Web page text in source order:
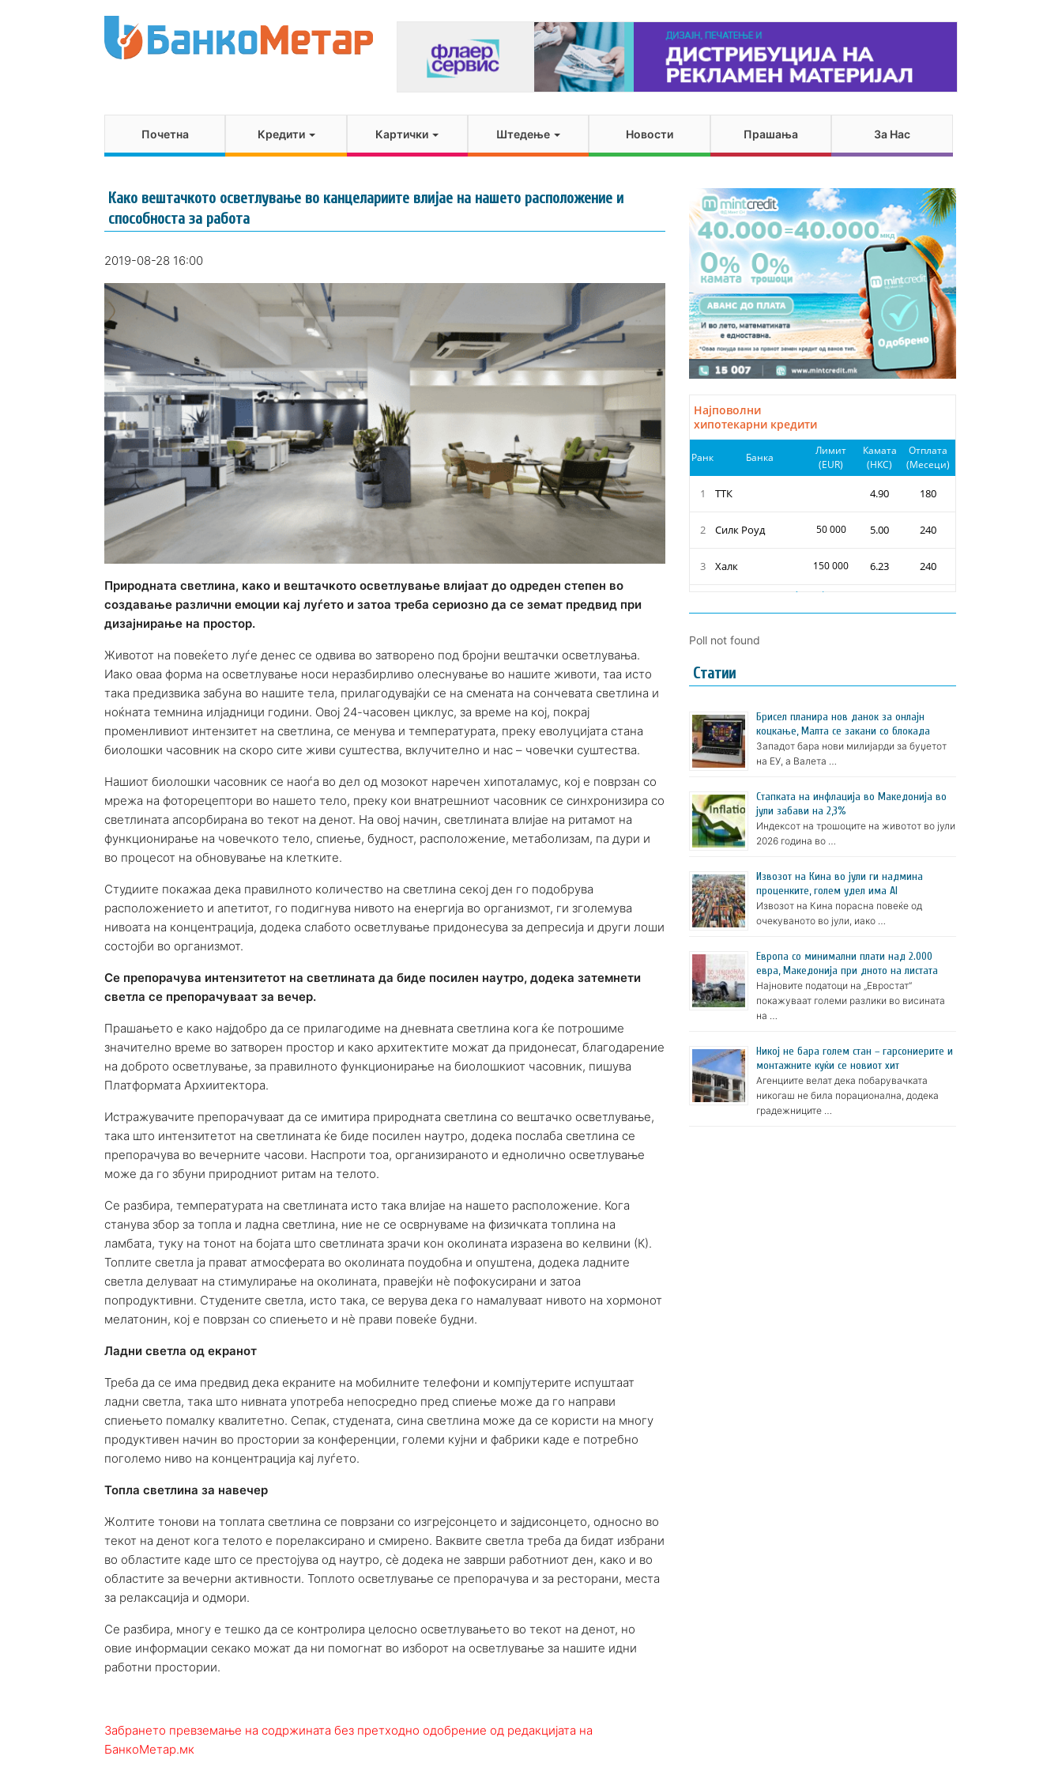
Почетна Кредити Картички Штедење Новости Прашања За Нас
Како вештачкото осветлување во канцелариите влијае на нашето расположение и
способноста за работа
2019-08-28 16:00
Природната светлина, како и вештачкото осветлување влијаат до одреден степен во
создавање различни емоции кај луѓето и затоа треба сериозно да се земат предвид при
дизајнирање на простор.
Животот на повеќето луѓе денес се одвива во затворено под бројни вештачки осветлувања.
Иако оваа форма на осветлување носи неразбирливо олеснување во нашите животи, таа исто
така предизвика забуна во нашите тела, прилагодувајќи се на смената на сончевата светлина и
ноќната темнина илјадници години. Овој 24-часовен циклус, за време на кој, покрај
променливиот интензитет на светлина, се менува и температурата, преку еволуцијата стана
биолошки часовник на скоро сите живи суштества, вклучително и нас – човечки суштества.
Нашиот биолошки часовник се наоѓа во дел од мозокот наречен хипоталамус, кој е поврзан со
мрежа на фоторецептори во нашето тело, преку кои внатрешниот часовник се синхронизира со
светлината апсорбирана во текот на денот. На овој начин, светлината влијае на ритамот на
функционирање на човечкото тело, спиење, будност, расположение, метаболизам, па дури и
во процесот на обновување на клетките.
Студиите покажаа дека правилното количество на светлина секој ден го подобрува
расположението и апетитот, го подигнува нивото на енергија во организмот, ги зголемува
нивоата на концентрација, додека слабото осветлување придонесува за депресија и други лоши
состојби во организмот.
Се препорачува интензитетот на светлината да биде посилен наутро, додека затемнети
светла се препорачуваат за вечер.
Прашањето е како најдобро да се прилагодиме на дневната светлина кога ќе потрошиме
значително време во затворен простор и како архитектите можат да придонесат, благодарение
на доброто осветлување, за правилното функционирање на биолошкиот часовник, пишува
Платформата Архиитектора.
Истражувачите препорачуваат да се имитира природната светлина со вештачко осветлување,
така што интензитетот на светлината ќе биде посилен наутро, додека послаба светлина се
препорачува во вечерните часови. Наспроти тоа, организираното и еднолично осветлување
може да го збуни природниот ритам на телото.
Се разбира, температурата на светлината исто така влијае на нашето расположение. Кога
станува збор за топла и ладна светлина, ние не се осврнуваме на физичката топлина на
ламбата, туку на тонот на бојата што светлината зрачи кон околината изразена во келвини (К).
Топлите светла ја прават атмосферата во околината поудобна и опуштена, додека ладните
светла делуваат на стимулирање на околината, правејќи нè пофокусирани и затоа
попродуктивни. Студените светла, исто така, се верува дека го намалуваат нивото на хормонот
мелатонин, кој е поврзан со спиењето и нè прави повеќе будни.
Ладни светла од екранот
Треба да се има предвид дека екраните на мобилните телефони и компјутерите испуштаат
ладни светла, така што нивната употреба непосредно пред спиење може да го направи
спиењето помалку квалитетно. Сепак, студената, сина светлина може да се користи на многу
продуктивен начин во простории за конференции, големи кујни и фабрики каде е потребно
поголемо ниво на концентрација кај луѓето.
Топла светлина за навечер
Жолтите тонови на топлата светлина се поврзани со изгрејсонцето и зајдисонцето, односно во
текот на денот кога телото е порелаксирано и смирено. Ваквите светла треба да бидат избрани
во областите каде што се престојува од наутро, сè додека не заврши работниот ден, како и во
областите за вечерни активности. Топлото осветлување се препорачува и за ресторани, места
за релаксација и одмори.
Се разбира, многу е тешко да се контролира целосно осветлувањето во текот на денот, но
овие информации секако можат да ни помогнат во изборот на осветлување за нашите идни
работни простории.
Забрането превземање на содржината без претходно одобрение од редакцијата на
БанкоМетар.мк
Poll not found
Статии
Брисел планира нов данок за онлајн
коцкање, Малта се закани со блокада
Западот бара нови милијарди за буџетот
на ЕУ, а Валета …
Стапката на инфлација во Македонија во
јули забави на 2,3%
Индексот на трошоците на животот во јули
2026 година во …
Извозот на Кина во јули ги надмина
проценките, голем удел има AI
Извозот на Кина порасна повеќе од
очекуваното во јули, иако …
Европа со минимални плати над 2.000
евра, Македонија при дното на листата
Најновите податоци на „Евростат“
покажуваат големи разлики во висината
на …
Никој не бара голем стан – гарсониерите и
монтажните куќи се новиот хит
Агенциите велат дека побарувачката
никогаш не била порационална, додека
градежниците …